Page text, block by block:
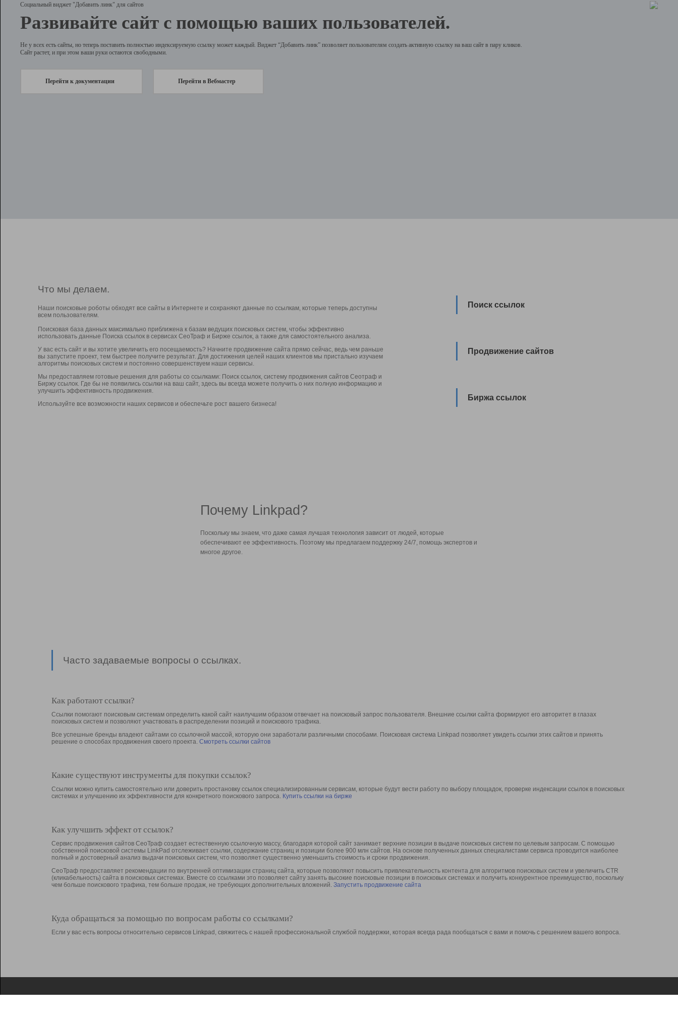
Социальный виджет "Добавить линк" для сайтов
Развивайте сайт с помощью ваших пользователей.
Не у всех есть сайты, но теперь поставить полностью индексируемую ссылку может каждый. Виджет “Добавить линк” позволяет пользователям создать активную ссылку на ваш сайт в пару кликов.
Сайт растет, и при этом ваши руки остаются свободными.
Перейти к документации Перейти в Вебмастер
Что мы делаем.
Наши поисковые роботы обходят все сайты в Интернете и сохраняют данные по ссылкам, которые теперь доступны
всем пользователям.
Поисковая база данных максимально приближена к базам ведущих поисковых систем, чтобы эффективно
использовать данные Поиска ссылок в сервисах СеоТраф и Бирже ссылок, а также для самостоятельного анализа.
У вас есть сайт и вы хотите увеличить его посещаемость? Начните продвижение сайта прямо сейчас, ведь чем раньше
вы запустите проект, тем быстрее получите результат. Для достижения целей наших клиентов мы пристально изучаем
алгоритмы поисковых систем и постоянно совершенствуем наши сервисы.
Мы предоставляем готовые решения для работы со ссылками: Поиск ссылок, систему продвижения сайтов Сеотраф и
Биржу ссылок. Где бы не появились ссылки на ваш сайт, здесь вы всегда можете получить о них полную информацию и
улучшить эффективность продвижения.
Используйте все возможности наших сервисов и обеспечьте рост вашего бизнеса!
Поиск ссылок
Продвижение сайтов
Биржа ссылок
Почему Linkpad?
Поскольку мы знаем, что даже самая лучшая технология зависит от людей, которые
обеспечивают ее эффективность. Поэтому мы предлагаем поддержку 24/7, помощь экспертов и
многое другое.
Часто задаваемые вопросы о ссылках.
Как работают ссылки?
Ссылки помогают поисковым системам определить какой сайт наилучшим образом отвечает на поисковый запрос пользователя. Внешние ссылки сайта формируют его авторитет в глазах
поисковых систем и позволяют участвовать в раcпределении позиций и поискового трафика.
Все успешные бренды владеют сайтами со ссылочной массой, которую они заработали различными способами. Поисковая система Linkpad позволяет увидеть ссылки этих сайтов и принять
решение о способах продвижения своего проекта. Смотреть ссылки сайтов
Какие существуют инструменты для покупки ссылок?
Ссылки можно купить самостоятельно или доверить простановку ссылок специализированным сервисам, которые будут вести работу по выбору площадок, проверке индексации ссылок в поисковых
системах и улучшению их эффективности для конкретного поискового запроса. Купить ссылки на бирже
Как улучшить эффект от ссылок?
Сервис продвижения сайтов СеоТраф создает естественную ссылочную массу, благодаря которой сайт занимает верхние позиции в выдаче поисковых систем по целевым запросам. С помощью
собственной поисковой системы LinkPad отслеживает ссылки, содержание страниц и позиции более 900 млн сайтов. На основе полученных данных специалистами сервиса проводится наиболее
полный и достоверный анализ выдачи поисковых систем, что позволяет существенно уменьшить стоимость и сроки продвижения.
СеоТраф предоставляет рекомендации по внутренней оптимизации страниц сайта, которые позволяют повысить привлекательность контента для алгоритмов поисковых систем и увеличить CTR
(кликабельность) сайта в поисковых системах. Вместе со ссылками это позволяет сайту занять высокие поисковые позиции в поисковых системах и получить конкурентное преимущество, поскольку
чем больше поискового трафика, тем больше продаж, не требующих дополнительных вложений. Запустить продвижение сайта
Куда обращаться за помощью по вопросам работы со ссылками?
Если у вас есть вопросы относительно сервисов Linkpad, свяжитесь с нашей профессиональной службой поддержки, которая всегда рада пообщаться с вами и помочь с решением вашего вопроса.